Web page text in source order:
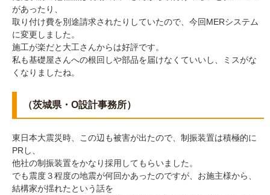
があったり、
取り付け費を別途請求されたりしていたので、今回MERシステム
に変更しました。
施工が楽だと大工さんからは好評です。
私も基礎屋さんへの根回しや部品を届けなくていいし、ミスがな
くなりましたね。
（茨城県・O設計事務所）
東日本大震災時、この辺も被害が出たので、制振装置は積極的に
PRし、
他社の制振装置をかなり採用してもらいました。
でも震度３程度の地震が何回かあったのですが、お施主様から、
結構家が揺れたという話を